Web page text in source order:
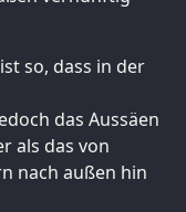
so, dass in der
das Aussäen
als das von
nach außen hin